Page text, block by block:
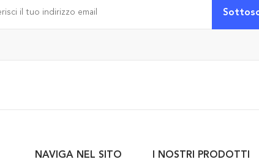
NAVIGA NEL SITO I NOSTRI PRODOTTI